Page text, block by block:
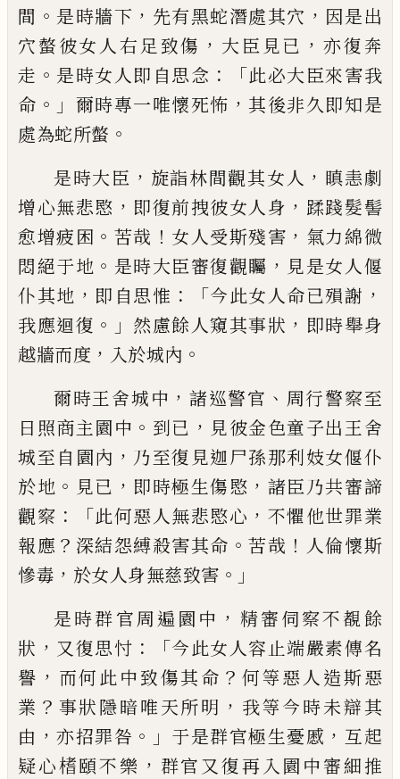
間 。 是時牆下 ， 先有黑蛇潛處其穴 ， 因是出
穴螫彼女人右足致傷 ， 大臣見已 ， 亦復奔
走 。 是時女人即 自思念 ：「此必大臣來害我
命 。」 爾時專一唯懷死怖 ，其後非久即知是
處為蛇所螫 。
是時大臣 ， 旋詣林間觀其女人 ， 瞋恚劇
增心無悲愍 ， 即復前拽彼女人身 ， 蹂踐髮髻
愈增疲困 。 苦哉 ！ 女人受斯殘害 ， 氣力綿微
悶絕于地 。 是時大臣審復觀矚 ， 見是女人偃
仆其地 ， 即自思惟 ：「今此女人命已殞謝 ，
我應迴復 。」 然慮餘人窺其事狀 ， 即時舉身
越牆而度 ， 入於城內 。
爾時王舍城中 ，諸巡警官 、 周行警察至
日照商主園中 。 到已 ， 見彼金色童子出王舍
城至 自園內 ， 乃至復見迦尸孫那利妓女偃仆
於地 。 見已 ， 即時極生傷愍 ， 諸臣乃共審諦
觀察 ： 「此何惡人無悲愍心 ， 不懼他世罪業
報應 ？ 深結怨縛殺害其命 。苦哉 ！ 人倫懷斯
慘毒 ， 於女人身無慈致害 。」
是時群官周遍園中 ， 精審伺察不覩餘
狀 ， 又復思忖 ：「今此女人容止端嚴素傳名
譽 ， 而何此中致傷其命 ？ 何等惡人造斯惡
業 ？ 事狀隱暗唯天所明 ， 我等今時未辯其
由 ，亦招罪咎 。」 于是群官極生憂慼 ， 互起
疑心榰頤不樂 ， 群官又復再入園中審細推